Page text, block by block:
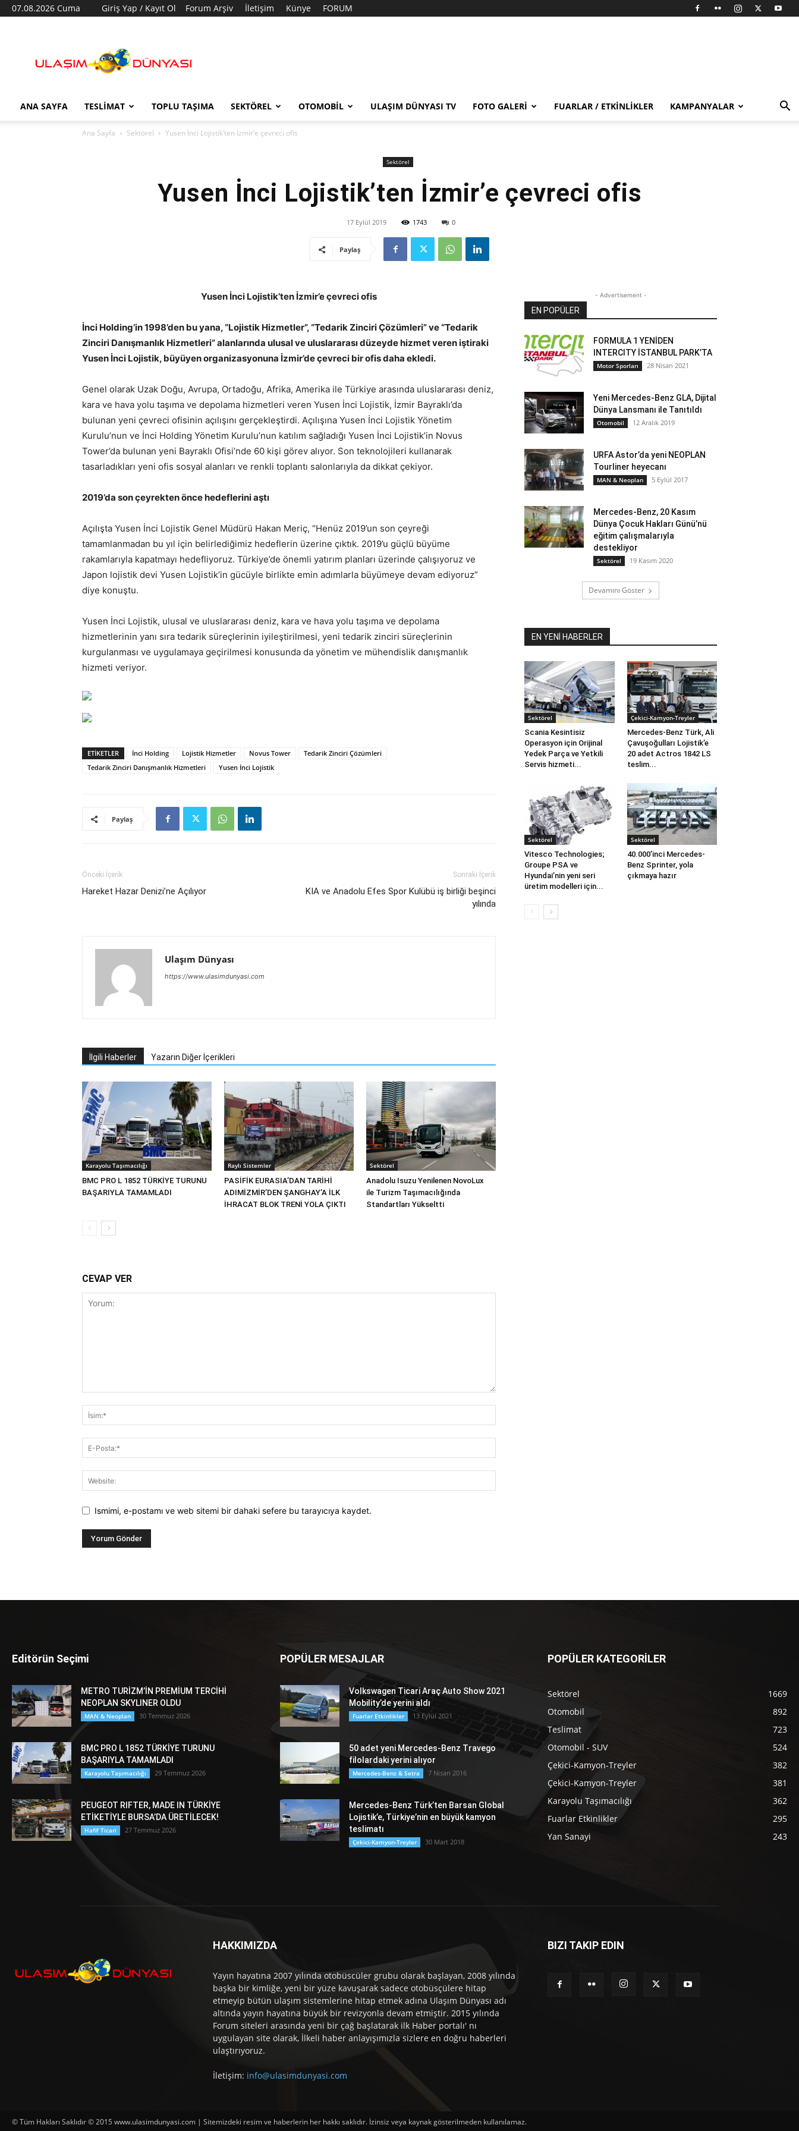
07.08.2026 Cuma Giriş Yap / Kayıt Ol Forum Arşiv İletişim Künye FORUM
Dünyası
ANA SAYFA TESLIMAT TOPLU TAŞIMA SEKTÖREL OTOMOBIL ULAŞIM DÜNYASI TV FOTO GALERI FUARLAR / ETKINLIKLER KAMPANYALAR
Ana Sayfa Sektörel Yusen İnci Lojistik’ten İzmir’e çevreci ofis
Sektörel
Yusen İnci Lojistik’ten İzmir’e çevreci ofis
17 Eylül 2019 1743 0
Paylaş
Yusen İnci Lojistik’ten İzmir’e çevreci ofis
İnci Holding’in 1998’den bu yana, “Lojistik Hizmetler”, “Tedarik Zinciri Çözümleri” ve “Tedarik
Zinciri Danışmanlık Hizmetleri” alanlarında ulusal ve uluslararası düzeyde hizmet veren iştiraki
Yusen İnci Lojistik, büyüyen organizasyonuna İzmir’de çevreci bir ofis daha ekledi.
Genel olarak Uzak Doğu, Avrupa, Ortadoğu, Afrika, Amerika ile Türkiye arasında uluslararası deniz,
kara ve hava yolu taşıma ve depolama hizmetleri veren Yusen İnci Lojistik, İzmir Bayraklı’da
bulunan yeni çevreci ofisinin açılışını gerçekleştirdi. Açılışına Yusen İnci Lojistik Yönetim
Kurulu’nun ve İnci Holding Yönetim Kurulu’nun katılım sağladığı Yusen İnci Lojistik’in Novus
Tower’da bulunan yeni Bayraklı Ofisi’nde 60 kişi görev alıyor. Son teknolojileri kullanarak
tasarladıkları yeni ofis sosyal alanları ve renkli toplantı salonlarıyla da dikkat çekiyor.
2019’da son çeyrekten önce hedeflerini aştı
Açılışta Yusen İnci Lojistik Genel Müdürü Hakan Meriç, “Henüz 2019’un son çeyreği
tamamlanmadan bu yıl için belirlediğimiz hedeflerin üzerine çıktık. 2019’u güçlü büyüme
rakamlarıyla kapatmayı hedefliyoruz. Türkiye’de önemli yatırım planları üzerinde çalışıyoruz ve
Japon lojistik devi Yusen Lojistik’in gücüyle birlikte emin adımlarla büyümeye devam ediyoruz”
diye konuştu.
Yusen İnci Lojistik, ulusal ve uluslararası deniz, kara ve hava yolu taşıma ve depolama
hizmetlerinin yanı sıra tedarik süreçlerinin iyileştirilmesi, yeni tedarik zinciri süreçlerinin
kurgulanması ve uygulamaya geçirilmesi konusunda da yönetim ve mühendislik danışmanlık
hizmeti veriyor.
ETIKETLER İnci Holding Lojistik Hizmetler Novus Tower
Tedarik Zinciri Çözümleri
Tedarik Zinciri Danışmanlık Hizmetleri
Yusen İnci Lojistik
Paylaş
Önceki İçerik
Hareket Hazar Denizi’ne Açılıyor
Sonraki İçerik
KIA ve Anadolu Efes Spor Kulübü iş birliği beşinci
yılında
Ulaşım Dünyası
https://www.ulasimdunyasi.com
İlgili Haberler Yazarın Diğer İçerikleri
Karayolu Taşımacılığı
BMC PRO L 1852 TÜRKİYE TURUNU
BAŞARIYLA TAMAMLADI
Raylı Sistemler
PASİFİK EURASIA’DAN TARİHİ
ADIMİZMİR’DEN ŞANGHAY’A İLK
İHRACAT BLOK TRENİ YOLA ÇIKTI
Sektörel
Anadolu Isuzu Yenilenen NovoLux
ile Turizm Taşımacılığında
Standartları Yükseltti
CEVAP VER
Ismimi, e-postamı ve web sitemi bir dahaki sefere bu tarayıcıya kaydet.
- Advertisement -
EN POPÜLER
FORMULA 1 YENİDEN
INTERCITY İSTANBUL PARK’TA
Motor Sporları 28 Nisan 2021
Yeni Mercedes-Benz GLA, Dijital
Dünya Lansmanı ile Tanıtıldı
Otomobil 12 Aralık 2019
URFA Astor’da yeni NEOPLAN
Tourliner heyecanı
MAN & Neoplan 5 Eylül 2017
Mercedes-Benz, 20 Kasım
Dünya Çocuk Hakları Günü’nü
eğitim çalışmalarıyla
destekliyor
Sektörel 19 Kasım 2020
Devamını Göster
EN YENİ HABERLER
Sektörel
Scania Kesintisiz
Operasyon için Orijinal
Yedek Parça ve Yetkili
Servis hizmeti...
Çekici-Kamyon-Treyler
Mercedes-Benz Türk, Ali
Çavuşoğulları Lojistik’e
20 adet Actros 1842 LS
teslim...
Sektörel
Vitesco Technologies;
Groupe PSA ve
Hyundai’nin yeni seri
üretim modelleri için...
Sektörel
40.000’inci Mercedes-
Benz Sprinter, yola
çıkmaya hazır
Editörün Seçimi
METRO TURİZM’İN PREMİUM TERCİHİ
NEOPLAN SKYLINER OLDU
MAN & Neoplan 30 Temmuz 2026
BMC PRO L 1852 TÜRKİYE TURUNU
BAŞARIYLA TAMAMLADI
Karayolu Taşımacılığı 29 Temmuz 2026
PEUGEOT RIFTER, MADE IN TÜRKİYE
ETİKETİYLE BURSA’DA ÜRETİLECEK!
Hafif Ticari 27 Temmuz 2026
POPÜLER MESAJLAR
Volkswagen Ticari Araç Auto Show 2021
Mobility’de yerini aldı
Fuarlar Etkinlikler 13 Eylül 2021
50 adet yeni Mercedes-Benz Travego
filolardaki yerini alıyor
Mercedes-Benz & Setra 7 Nisan 2016
Mercedes-Benz Türk’ten Barsan Global
Lojistik’e, Türkiye’nin en büyük kamyon
teslimatı
Çekici-Kamyon-Treyler 30 Mart 2018
POPÜLER KATEGORİLER
Sektörel
1669
Otomobil
892
Teslimat
723
Otomobil - SUV
524
Çekici-Kamyon-Treyler
382
Çekici-Kamyon-Treyler
381
Karayolu Taşımacılığı
362
Fuarlar Etkinlikler
295
Yan Sanayi
243
HAKKIMIZDA
Yayın hayatına 2007 yılında otobüscüler grubu olarak başlayan, 2008 yılında
başka bir kimliğe, yeni bir yüze kavuşarak sadece otobüsçülere hitap
etmeyip bütün ulaşım sistemlerine hitap etmek adına Ulaşım Dünyası adı
altında yayın hayatına büyük bir revizyonla devam etmiştir. 2015 yılında
Forum siteleri arasında yeni bir çağ başlatarak ilk Haber portalı' nı
uygulayan site olarak, İlkeli haber anlayışımızla sizlere en doğru haberleri
ulaştırıyoruz.
İletişim: info@ulasimdunyasi.com
BIZI TAKIP EDIN
© Tüm Hakları Saklıdır © 2015 www.ulasimdunyasi.com | Sitemizdeki resim ve haberlerin her hakkı saklıdır. İzinsiz veya kaynak gösterilmeden kullanılamaz.